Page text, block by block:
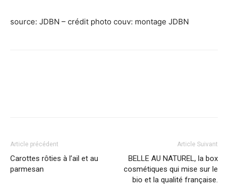
source: JDBN – crédit photo couv: montage JDBN
Article précédent
Carottes rôties à l’ail et au
parmesan
Article Suivant
BELLE AU NATUREL, la box
cosmétiques qui mise sur le
bio et la qualité française.